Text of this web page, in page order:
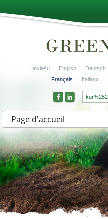
Latviešu English Deutsch
Français
Italiano
Page d'accueil